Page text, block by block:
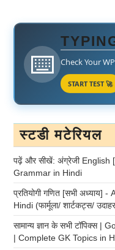
⌨️ Check Your
START TEST 🚀
स्टडी मटेरियल
पढ़ें और सीखें: अंग्रेजी English
Grammar in Hindi
प्रतियोगी गणित [सभी
Hindi (फार्मूला/ शार्टकट्स/
सामान्य ज्ञान के सभी टॉपिक्स
| Complete GK Topics in